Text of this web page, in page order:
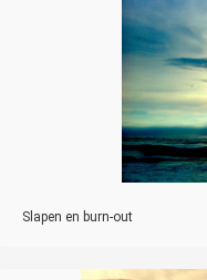
Slapen en burn-out